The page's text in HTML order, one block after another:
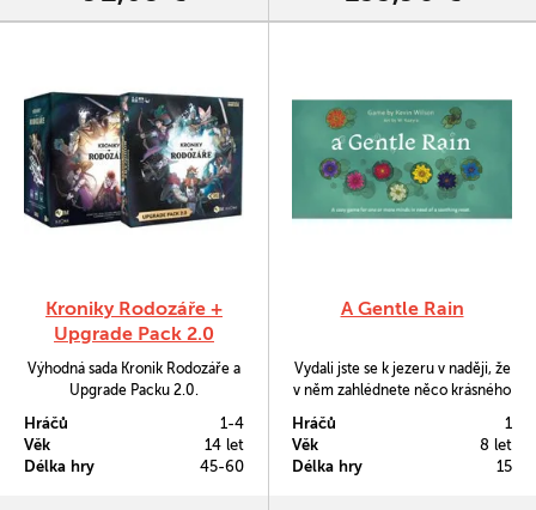
Kroniky Rodozáře +
Upgrade Pack 2.0
Výhodná sada Kronik Rodozáře a
Upgrade Packu 2.0.
Hráčů
1-4
Věk
14 let
Délka hry
45-60
A Gentle Rain
Vydali jste se k jezeru v naději, že
v něm zahlédnete něco krásného
hladině se totiž rozevírají pouze
za deště a jen vzácně se jich takto
rozevře všech osm typů
Hráčů
1
Věk
8 let
Délka hry
15